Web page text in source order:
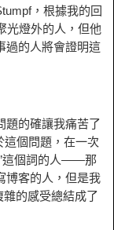
，根據我的回
光燈外的人，但他
過的人將會證明這
題的確讓我痛苦了
這個問題，在一次
”這個詞的人——那
博客的人，但是我
的感受總結成了